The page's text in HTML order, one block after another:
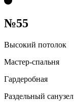
№55
Высокий потолок
Мастер-спальня
Гардеробная
Раздельный санузел